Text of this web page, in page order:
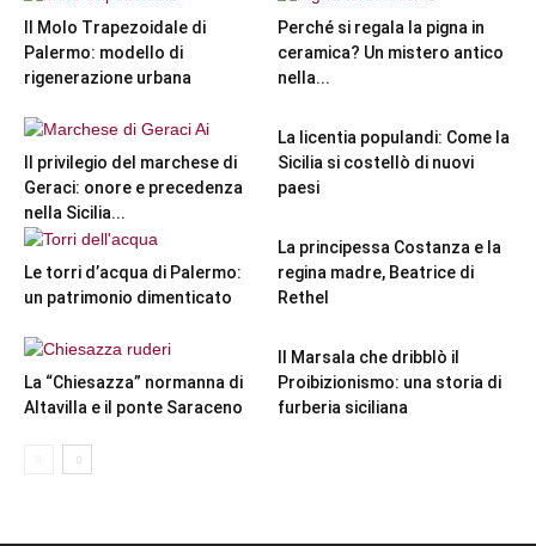
Il Molo Trapezoidale di
Palermo: modello di
rigenerazione urbana
Perché si regala la pigna in
ceramica? Un mistero antico
nella...
Il privilegio del marchese di
Geraci: onore e precedenza
nella Sicilia...
La licentia populandi: Come la
Sicilia si costellò di nuovi
paesi
Le torri d’acqua di Palermo:
un patrimonio dimenticato
La principessa Costanza e la
regina madre, Beatrice di
Rethel
La “Chiesazza” normanna di
Altavilla e il ponte Saraceno
Il Marsala che dribblò il
Proibizionismo: una storia di
furberia siciliana